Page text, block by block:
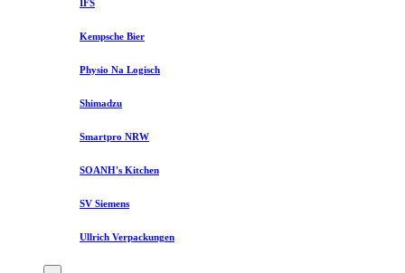
IFS
Kempsche Bier
Physio Na Logisch
Shimadzu
Smartpro NRW
SOANH's Kitchen
SV Siemens
Ullrich Verpackungen